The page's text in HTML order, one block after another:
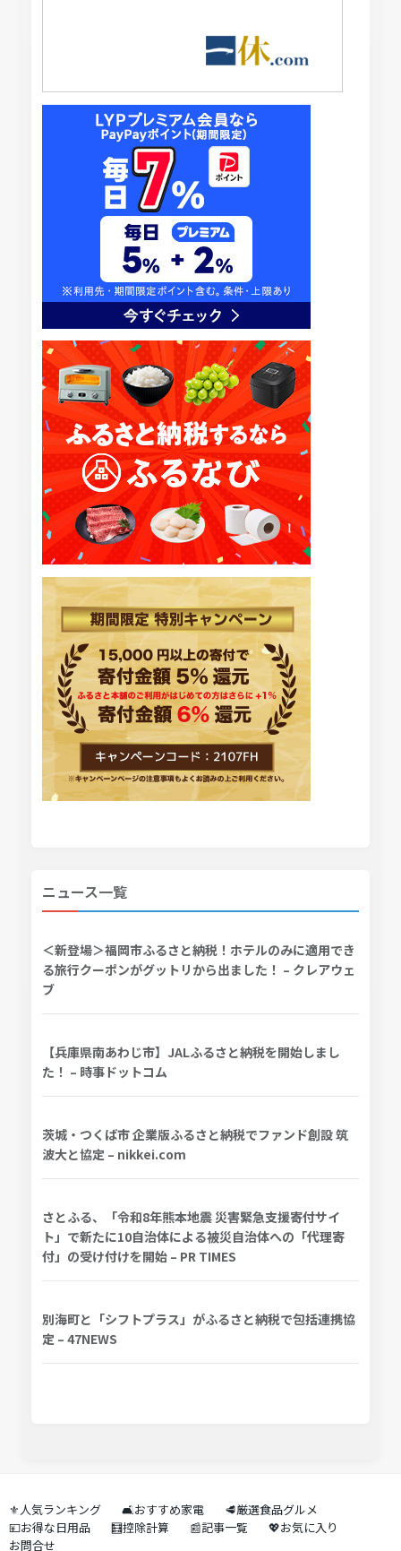
ニュース一覧
＜新登場＞福岡市ふるさと納税！ホテルのみに適用でき
る旅行クーポンがグットリから出ました！ – クレアウェ
ブ
【兵庫県南あわじ市】JALふるさと納税を開始しまし
た！ – 時事ドットコム
茨城・つくば市 企業版ふるさと納税でファンド創設 筑
波大と協定 – nikkei.com
さとふる、「令和8年熊本地震 災害緊急支援寄付サイ
ト」で新たに10自治体による被災自治体への「代理寄
付」の受け付けを開始 – PR TIMES
別海町と「シフトプラス」がふるさと納税で包括連携協
定 – 47NEWS
⚜️人気ランキング 🛋️おすすめ家電
🥩厳選食品グルメ
💴お得な日用品
🧮控除計算 📰記事一覧
💖お気に入り
お問合せ